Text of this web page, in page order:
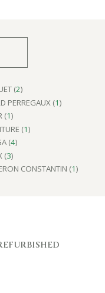
(2)
PERREGAUX (1)
(1)
(1)
(4)
(3)
CONSTANTIN (1)